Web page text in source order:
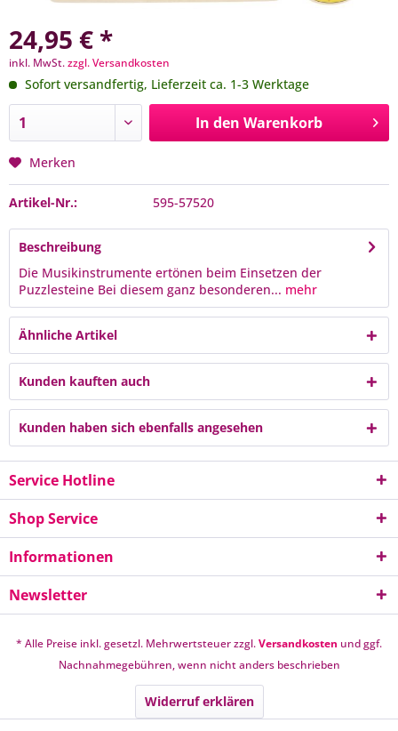
24,95 € *
inkl. MwSt.zzgl. Versandkosten
Sofort versandfertig, Lieferzeit ca. 1-3 Werktage
In den Warenkorb
Merken
Artikel-Nr.: 595-57520
Beschreibung
Die Musikinstrumente ertönen beim Einsetzen der
Puzzlesteine Bei diesem ganz besonderen... mehr
Ähnliche Artikel
Kunden kauften auch
Kunden haben sich ebenfalls angesehen
Service Hotline
Shop Service
Informationen
Newsletter
* Alle Preise inkl. gesetzl. Mehrwertsteuer zzgl.Versandkosten und ggf.
Nachnahmegebühren, wenn nicht anders beschrieben
Widerruf erklären